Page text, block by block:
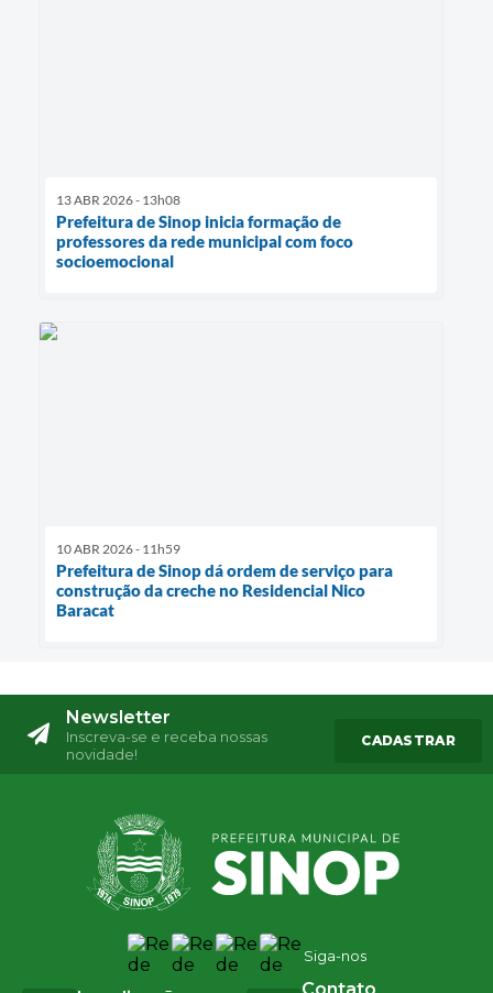
13 ABR 2026 - 13h08
Prefeitura de Sinop inicia formação de
professores da rede municipal com foco
socioemocional
10 ABR 2026 - 11h59
Prefeitura de Sinop dá ordem de serviço para
construção da creche no Residencial Nico
Baracat
Newsletter
Inscreva-se e receba nossas
novidade!
CADASTRAR
Siga-nos
Contato